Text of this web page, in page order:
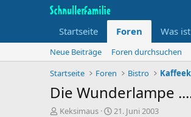
Startseite Foren Was
Neue Beiträge
Foren durchsuchen
Startseite
Foren Bistro
Die Wunderlampe
T
Keksimaus
B
21. Juni 2003